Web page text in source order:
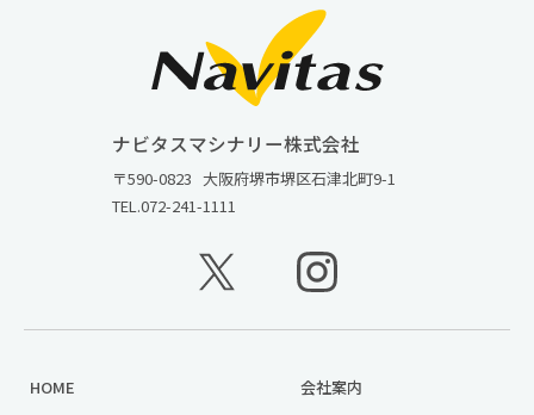
ナビタスマシナリー株式会社
〒590-0823 大阪府堺市堺区石津北町9-1
TEL.072-241-1111
HOME 会社案内